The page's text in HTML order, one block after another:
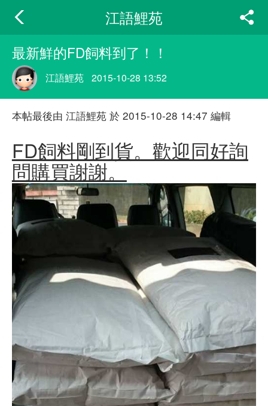
江語鯉苑
最新鮮的FD飼料到了！！
江語鯉苑 2015-10-28 13:52
本帖最後由 江語鯉苑 於 2015-10-28 14:47 編輯
FD飼料剛到貨。歡迎同好詢
問購買謝謝。